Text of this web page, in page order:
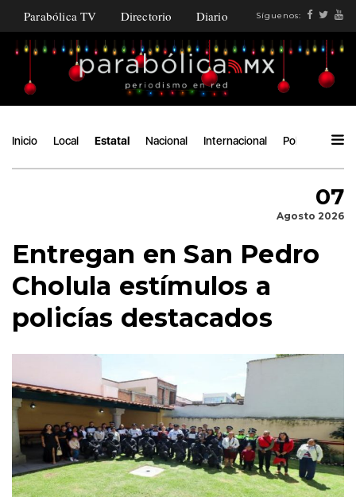
Parabólica TV Directorio Diario Síguenos:
Inicio Local Estatal Nacional Internacional Política
07
Agosto 2026
Entregan en San Pedro
Cholula estímulos a
policías destacados